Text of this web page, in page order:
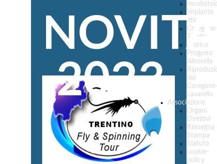
2023
Impianto
ittico
Coregone
Trophy
Storico
Progetto
Alborella
del
Lavarello
Associazione
Organi
Direttivi
Rassegna
Stampa
Statuto
cookie-
policy